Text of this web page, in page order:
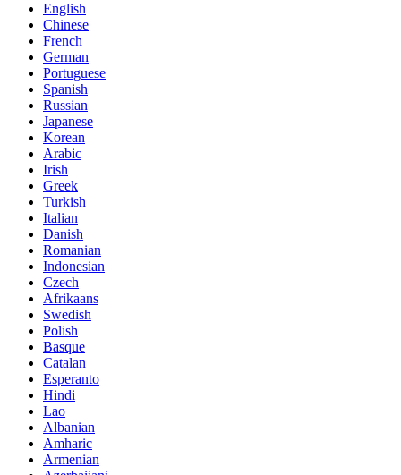
English
Chinese
French
German
Portuguese
Spanish
Russian
Japanese
Korean
Arabic
Irish
Greek
Turkish
Italian
Danish
Romanian
Indonesian
Czech
Afrikaans
Swedish
Polish
Basque
Catalan
Esperanto
Hindi
Lao
Albanian
Amharic
Armenian